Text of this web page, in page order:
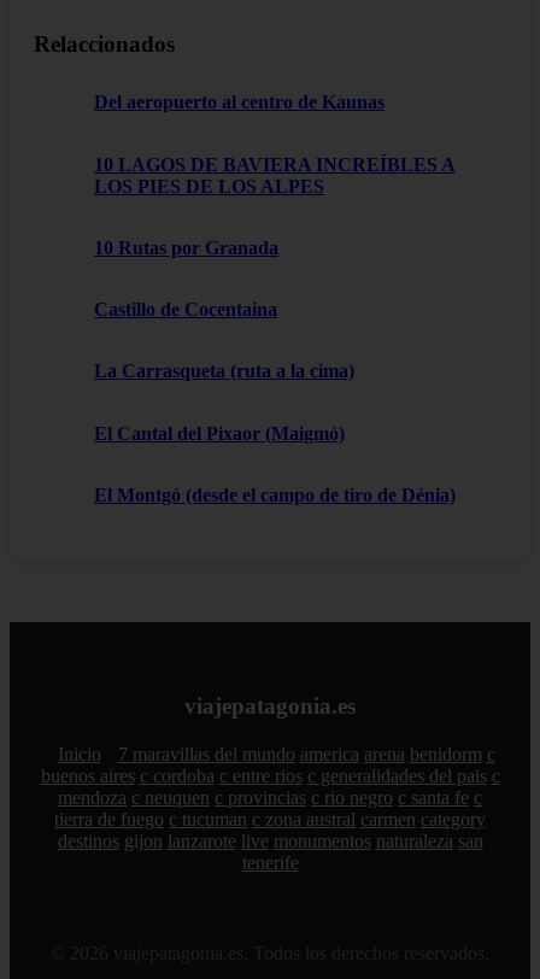
Relaccionados
Del aeropuerto al centro de Kaunas
10 LAGOS DE BAVIERA INCREÍBLES A
LOS PIES DE LOS ALPES
10 Rutas por Granada
Castillo de Cocentaina
La Carrasqueta (ruta a la cima)
El Cantal del Pixaor (Maigmó)
El Montgó (desde el campo de tiro de Dénia)
viajepatagonia.es
Inicio 7 maravillas del mundo america arena benidorm c
buenos aires c cordoba c entre rios c generalidades del pais c
mendoza c neuquen c provincias c rio negro c santa fe c
tierra de fuego c tucuman c zona austral carmen category
destinos gijon lanzarote live monumentos naturaleza san
tenerife
© 2026 viajepatagonia.es. Todos los derechos reservados.